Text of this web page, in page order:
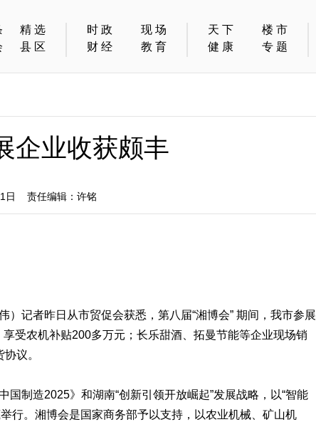
精选
县区
时政
现场
财经
教育
天下
楼市
健康
专题
企业收获颇丰
日 责任编辑：许铭
）记者昨日从市贸促会获悉，第八届“湘博会” 期间，我市参展
受农机补贴200多万元；长乐甜酒、拓曼节能等企业现场销
议。
国制造2025》和湖南“创新引领开放崛起”发展战略，以“智能
行。湘博会是国家商务部予以支持，以农业机械、矿山机